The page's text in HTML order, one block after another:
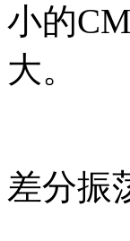
小的
大。
差分振